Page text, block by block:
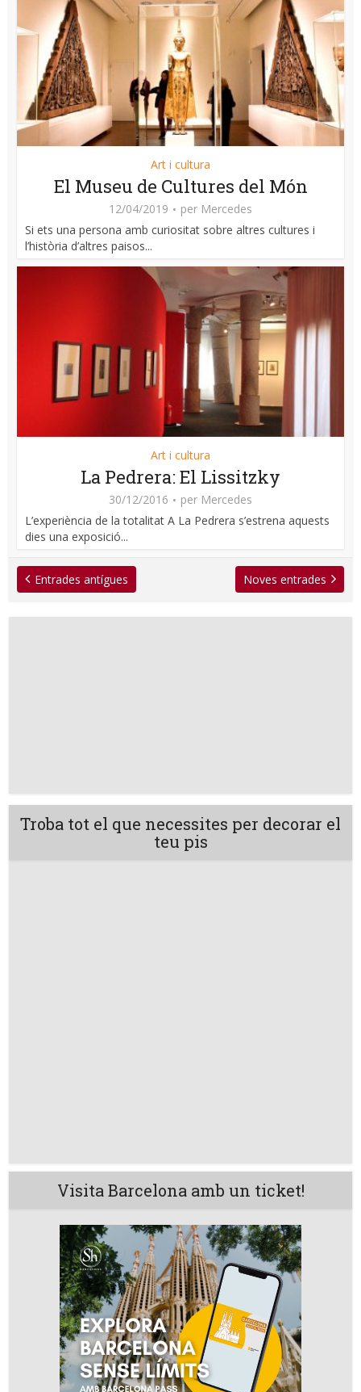
Art i cultura
El Museu de Cultures del Món
12/04/2019 per Mercedes
Si ets una persona amb curiositat sobre altres cultures i
l’història d’altres paisos...
Art i cultura
La Pedrera: El Lissitzky
30/12/2016 per Mercedes
L’experiència de la totalitat A La Pedrera s’estrena aquests
dies una exposició...
Noves entrades
Entrades antígues
Troba tot el que necessites per decorar el
teu pis
Visita Barcelona amb un ticket!